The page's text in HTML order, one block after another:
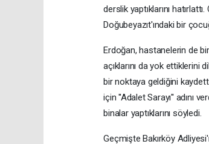
derslik yaptıklarını
Doğubeyazıt'ındaki bir
Erdoğan, hastanelerin de
açıklarını da yok ettiklerini
bir noktaya geldiğini
için ''Adalet Sarayı'' adını
binalar yaptıklarını söyledi.
Geçmişte Bakırköy